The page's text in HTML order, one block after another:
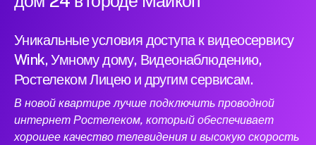
Уникальные условия доступа к видеосервису
Wink, Умному дому, Видеонаблюдению,
Ростелеком Лицею и другим сервисам.
В новой квартире лучше подключить проводной
интернет Ростелеком, который обеспечивает
хорошее качество телевидения и высокую скорость